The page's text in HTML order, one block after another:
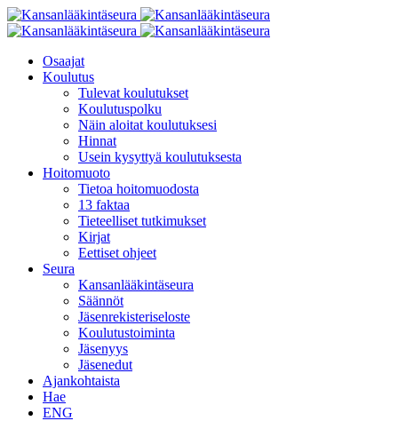
Osaajat
Koulutus
Tulevat koulutukset
Koulutuspolku
Näin aloitat koulutuksesi
Hinnat
Usein kysyttyä koulutuksesta
Hoitomuoto
Tietoa hoitomuodosta
13 faktaa
Tieteelliset tutkimukset
Kirjat
Eettiset ohjeet
Seura
Kansanlääkintäseura
Säännöt
Jäsenrekisteriseloste
Koulutustoiminta
Jäsenyys
Jäsenedut
Ajankohtaista
Hae
ENG